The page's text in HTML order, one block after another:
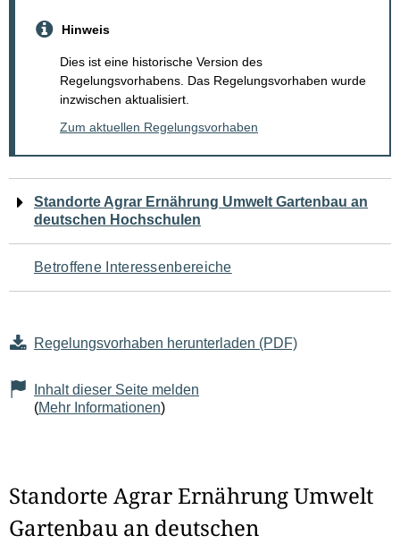
Hinweis
Dies ist eine historische Version des
Regelungsvorhabens. Das Regelungsvorhaben wurde
inzwischen aktualisiert.
Zum aktuellen Regelungsvorhaben
Navigation
für
den
Standorte Agrar Ernährung Umwelt Gartenbau an
deutschen Hochschulen
Betroffene Interessenbereiche
Regelungsvorhaben herunterladen (PDF)
Inhalt dieser Seite melden
(Mehr Informationen)
Standorte Agrar Ernährung Umwelt
Gartenbau an deutschen